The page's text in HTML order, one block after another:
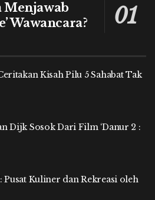
Menjawab
Wawancara?
Kisah Pilu 5 Sahabat Tak
Dijk Sosok Dari Film ‘Danur 2 :
Pusat Kuliner dan Rekreasi oleh